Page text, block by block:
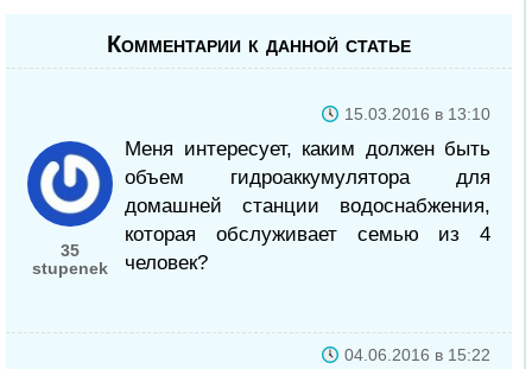
Комментарии к данной статье
35
stupenek
Меня интересует, каким должен быть
объем гидроаккумулятора для
домашней станции водоснабжения,
которая обслуживает семью из 4
человек?
15.03.2016 в 13:10
04.06.2016 в 15:22